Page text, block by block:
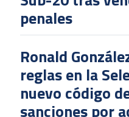
penales
Ronald
reglas en la
nuevo código
sanciones por